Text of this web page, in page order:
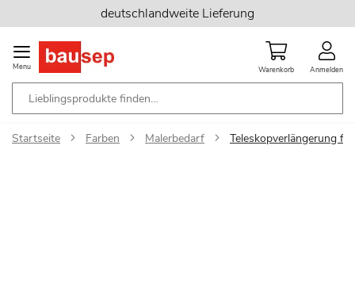
Inhalt
springen
deutschlandweite Lieferung
Menu Warenkorb Anmelden
Startseite Farben Malerbedarf Teleskopverlängerung